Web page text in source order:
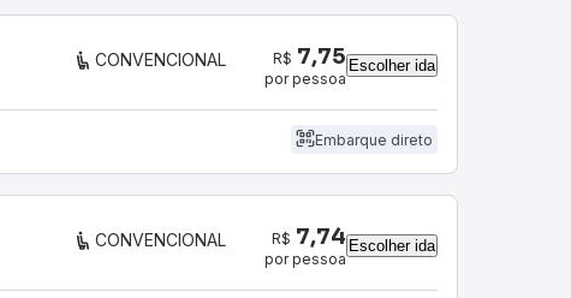
CONVENCIONAL R$ 7,75
por pessoa
Escolher ida
Embarque direto
CONVENCIONAL R$ 7,74
por pessoa
Escolher ida